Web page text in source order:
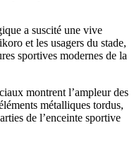
a suscité une vive
et les usagers du stade,
sportives modernes de la
montrent l’ampleur des
métalliques tordus,
de l’enceinte sportive